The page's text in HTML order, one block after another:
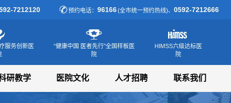
7212120 预约电话： 96166(全市统一预约热线)、 0592-7212666
服务创新医
“健康中国 医者先行”全国样板医
院
HIMSS六级达标医
院
研教学 医院文化 人才招聘 联系我们